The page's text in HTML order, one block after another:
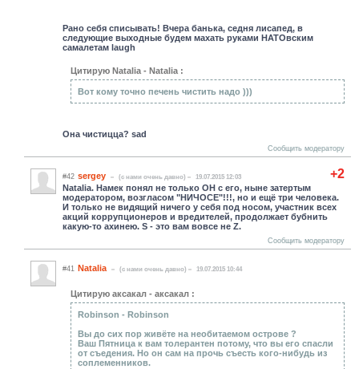
Рано себя списывать! Вчера банька, седня лисапед, в
следующие выходные будем махать руками НАТОвским
самалетам laugh
Цитирую Natalia - Natalia :
Вот кому точно печень чистить надо )))
Она чистицца? sad
Сообщить модератору
+2
#42 sergey (c нами очень давно) 19.07.2015 12:03
Natalia. Намек понял не только ОН с его, ныне затертым
модератором, возгласом "НИЧОСЕ"!!!, но и ещё три человека.
И только не видящий ничего у себя под носом, участник всех
акций коррупционеров и вредителей, продолжает бубнить
какую-то ахинею. S - это вам вовсе не Z.
Сообщить модератору
#41 Natalia (c нами очень давно) 19.07.2015 10:44
Цитирую аксакал - аксакал :
Robinson - Robinson
Вы до сих пор живёте на необитаемом острове ?
Ваш Пятница к вам толерантен потому, что вы его спасли
от съедения. Но он сам на прочь съесть кого-нибудь из
соплеменников.